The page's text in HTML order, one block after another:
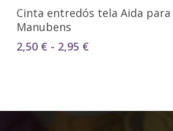
Seleccionar Opciones
Cinta entredós tela Aida
Manubens
2,50 € - 2,95 €Rango
hasta